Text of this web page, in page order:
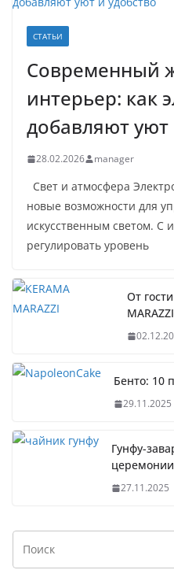
СТАТЬИ
Современный
интерьер: как
добавляют уют
28.02.2026 manager
Свет и атмосфера
новые возможности для
искусственным светом.
регулировать уровень
От
Бенто: 10
29.11.2025
Гунфу-
церемонии
27.11.2025